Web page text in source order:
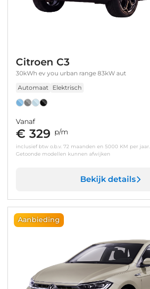
Citroen C3
30kWh ev you urban range 83kW aut
Automaat
Elektrisch
Vanaf
€ 329 p/m
inclusief btw o.b.v. 72 maanden en 5000 KM per jaar.
Getoonde modellen kunnen afwijken
Bekijk details
Aanbieding